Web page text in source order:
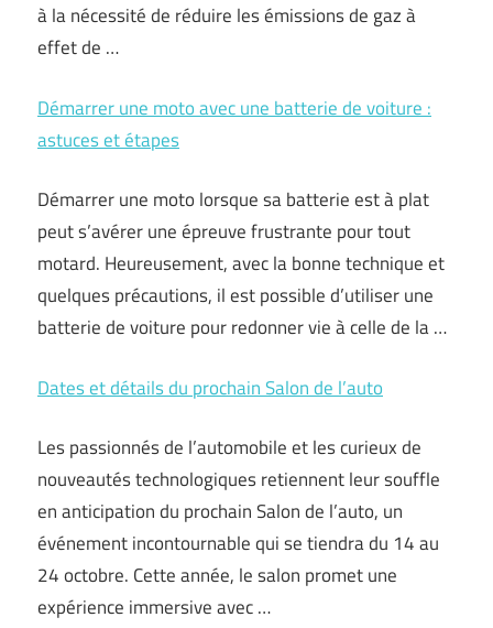
à la nécessité de réduire les émissions de gaz à
effet de …
Démarrer une moto avec une batterie de voiture :
astuces et étapes
Démarrer une moto lorsque sa batterie est à plat
peut s’avérer une épreuve frustrante pour tout
motard. Heureusement, avec la bonne technique et
quelques précautions, il est possible d’utiliser une
batterie de voiture pour redonner vie à celle de la …
Dates et détails du prochain Salon de l’auto
Les passionnés de l’automobile et les curieux de
nouveautés technologiques retiennent leur souffle
en anticipation du prochain Salon de l’auto, un
événement incontournable qui se tiendra du 14 au
24 octobre. Cette année, le salon promet une
expérience immersive avec …